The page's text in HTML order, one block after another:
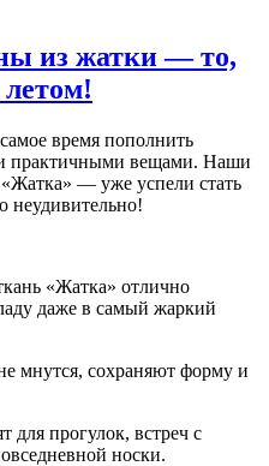
из жатки — то,
время пополнить
практичными вещами. Наши
— уже успели стать
неудивительно!
«Жатка» отлично
даже в самый жаркий
мнутся, сохраняют форму и
для прогулок, встреч с
носки.